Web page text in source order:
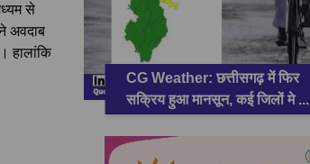
से
अवदाब
हालांकि
CG Weather: छत्तीसगढ़ में फिर
सक्रिय हुआ मानसून, कई जिलों मे...